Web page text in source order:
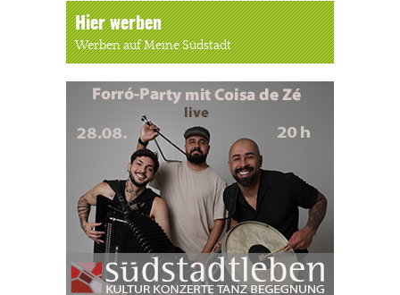
Hier werben
Werben auf Meine Südstadt